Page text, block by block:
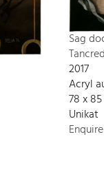
Sag
2017
Acryl
78 x
Unikat
Enquire